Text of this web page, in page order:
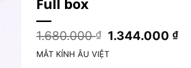
Full box
1.680.000₫
Giá
gốc
1.344.000₫Giá
MẮT KÍNH ÂU VIỆT